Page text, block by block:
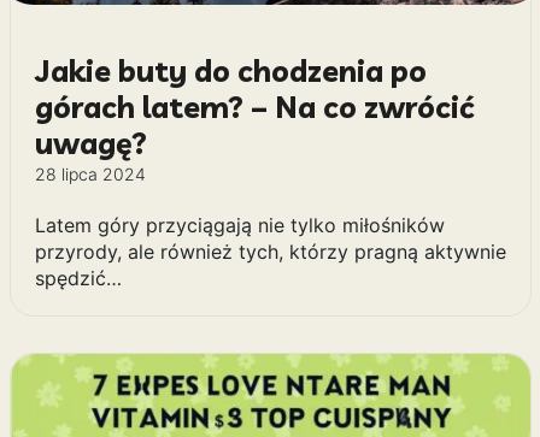
Jakie buty do chodzenia po
górach latem? – Na co zwrócić
uwagę?
28 lipca 2024
Latem góry przyciągają nie tylko miłośników
przyrody, ale również tych, którzy pragną aktywnie
spędzić…